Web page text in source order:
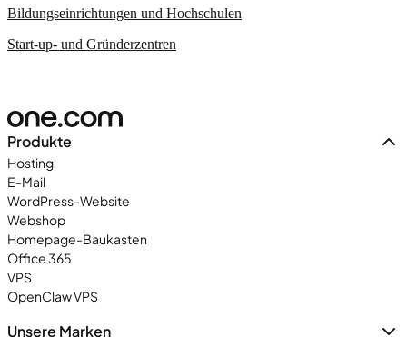
Bildungseinrichtungen und Hochschulen
Start-up- und Gründerzentren
Produkte
Hosting
E-Mail
WordPress-Website
Webshop
Homepage-Baukasten
Office 365
VPS
OpenClaw VPS
Unsere Marken